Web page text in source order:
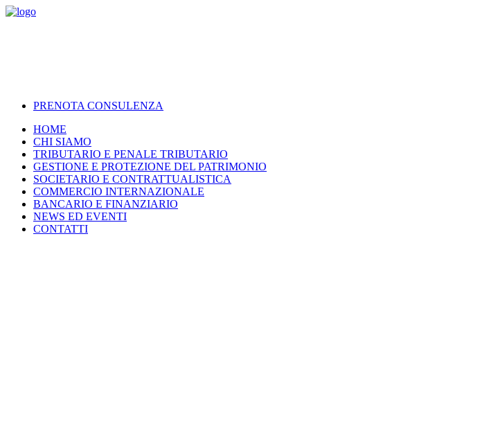
PRENOTA CONSULENZA
HOME
CHI SIAMO
TRIBUTARIO E PENALE TRIBUTARIO
GESTIONE E PROTEZIONE DEL PATRIMONIO
SOCIETARIO E CONTRATTUALISTICA
COMMERCIO INTERNAZIONALE
BANCARIO E FINANZIARIO
NEWS ED EVENTI
CONTATTI